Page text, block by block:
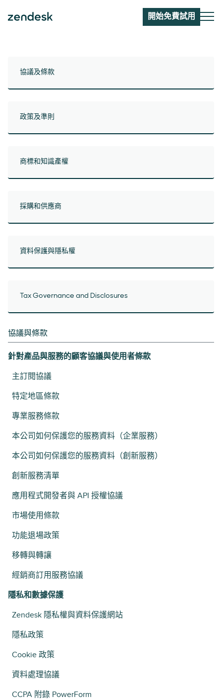
開始免費試用
協議及條款
政策及準則
商標和知識產權
採購和供應商
資料保護與隱私權
Tax Governance and Disclosures
協議與條款
針對產品與服務的顧客協議與使用者條款
主訂閱協議
特定地區條款
專業服務條款
本公司如何保護您的服務資料（企業服務）
本公司如何保護您的服務資料（創新服務）
創新服務清單
應用程式開發者與 API 授權協議
市場使用條款
功能退場政策
移轉與轉讓
經銷商訂用服務協議
隱私和數據保護
Zendesk 隱私權與資料保護網站
隱私政策
Cookie 政策
資料處理協議
CCPA 附錄 PowerForm